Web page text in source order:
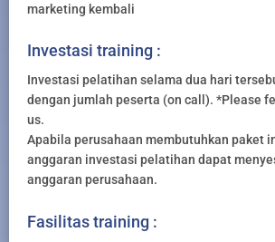
marketing kembali
Investasi training :
Investasi pelatihan selama dua hari
dengan jumlah peserta (on call). *Please
us.
Apabila perusahaan membutuhkan paket
anggaran investasi pelatihan dapat
anggaran perusahaan.
Fasilitas training :